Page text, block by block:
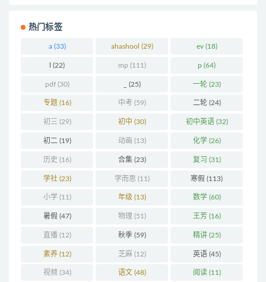
热门标签
a(33) ahashool (29) ev(18)
(22) mp (111) p (64)
pdf(30) (25) 一轮(23)
专题(16) 中考 (59) 二轮(24)
初三 (29) 初中 (30) 初中英语(32)
初二 (19) 动画 (13) 化学(26)
历史 (16) 合集(23) 复习 (31)
学社(23) 学而思 (11) 寒假 (113)
小学(11) 年级 (13) 数学(60)
暑假 (47) 物理 (51) 王芳(16)
直播(12) 秋季(59) 精讲(25)
素养(12) 芝麻(12) 英语(45)
视频 (34) 语文 (48) 阅读(11)